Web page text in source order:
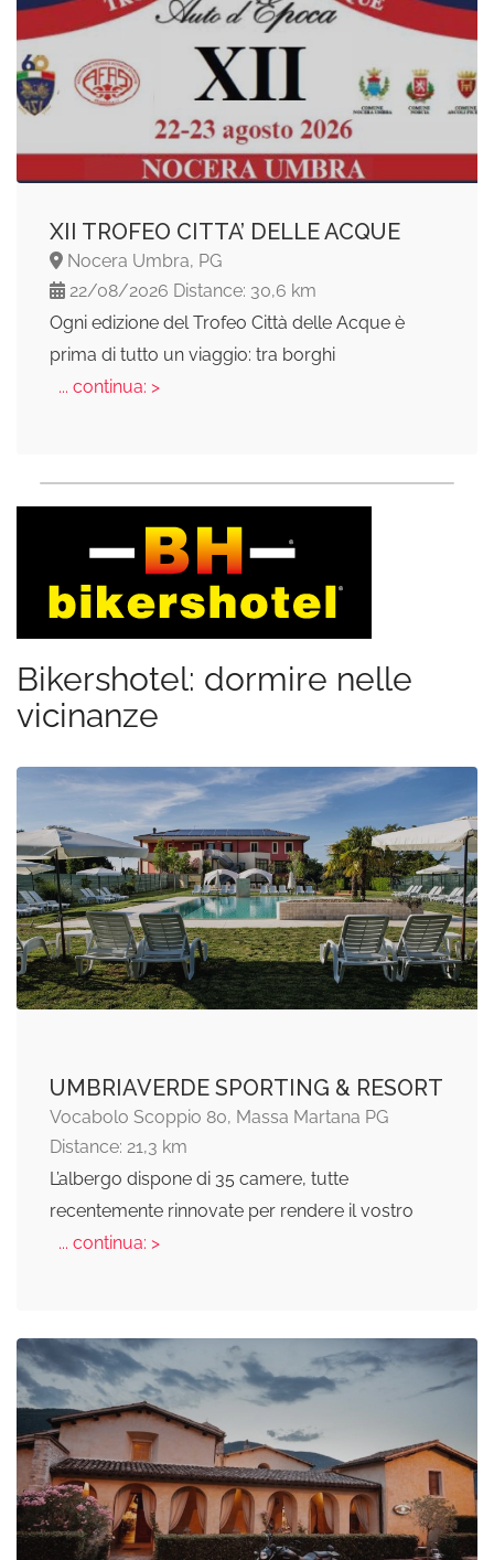
XII TROFEO CITTA’ DELLE ACQUE
Nocera Umbra, PG
22/08/2026 Distance: 30,6 km
Ogni edizione del Trofeo Città delle Acque è
prima di tutto un viaggio: tra borghi
... continua: >
Bikershotel: dormire nelle
vicinanze
UMBRIAVERDE SPORTING & RESORT
Vocabolo Scoppio 80, Massa Martana PG
Distance: 21,3 km
L’albergo dispone di 35 camere, tutte
recentemente rinnovate per rendere il vostro
... continua: >